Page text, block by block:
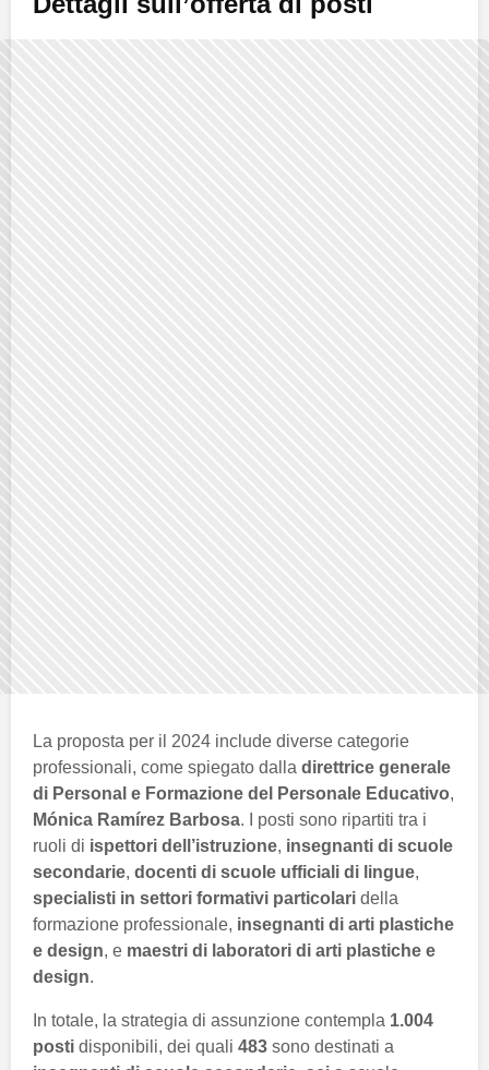
La proposta per il 2024 include diverse categorie
professionali, come spiegato dalla direttrice generale
di Personal e Formazione del Personale Educativo,
Mónica Ramírez Barbosa. I posti sono ripartiti tra i
ruoli di ispettori dell’istruzione, insegnanti di scuole
secondarie, docenti di scuole ufficiali di lingue,
specialisti in settori formativi particolari della
formazione professionale, insegnanti di arti plastiche
e design, e maestri di laboratori di arti plastiche e
design.
In totale, la strategia di assunzione contempla 1.004
posti disponibili, dei quali 483 sono destinati a